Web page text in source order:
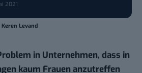
2021
Levand
in Unternehmen, dass in
kaum Frauen anzutreffen